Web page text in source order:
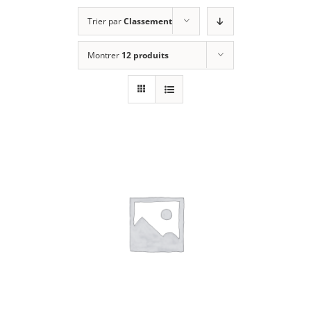
Trier parClassement
Montrer 12 produits